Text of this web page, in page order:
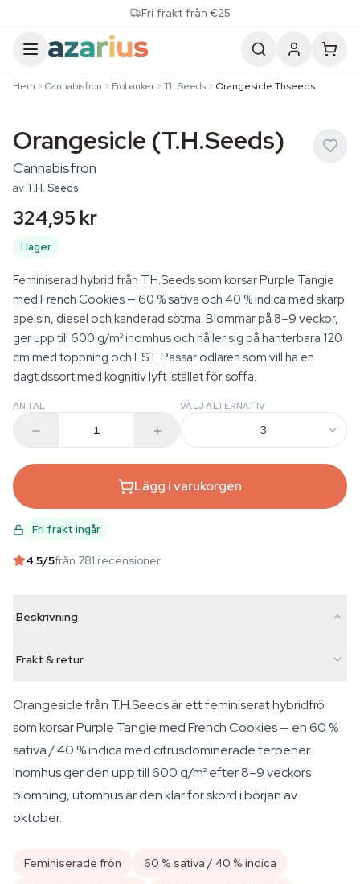
Fri frakt från €25
Hem Cannabisfron Frobanker Th Seeds Orangesicle Thseeds
Orangesicle (T.H.Seeds)
Cannabisfron
av T.H. Seeds
324,95 kr
I lager
Feminiserad hybrid från T.H.Seeds som korsar Purple Tangie
med French Cookies — 60 % sativa och 40 % indica med skarp
apelsin, diesel och kanderad sötma. Blommar på 8–9 veckor,
ger upp till 600 g/m² inomhus och håller sig på hanterbara 120
cm med toppning och LST. Passar odlaren som vill ha en
dagtidssort med kognitiv lyft istället för soffa.
ANTAL VÄLJ ALTERNATIV
3
Lägg i varukorgen
Fri frakt ingår
4.5/5från 781 recensioner
Beskrivning
Frakt & retur
Orangesicle från T.H.Seeds är ett feminiserat hybridfrö
som korsar Purple Tangie med French Cookies — en 60 %
sativa / 40 % indica med citrusdominerade terpener.
Inomhus ger den upp till 600 g/m² efter 8–9 veckors
blomning, utomhus är den klar för skörd i början av
oktober.
Feminiserade frön
60 % sativa / 40 % indica